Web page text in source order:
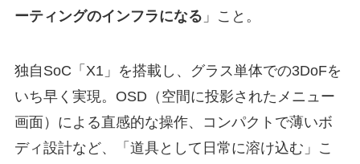
ーティングのインフラになる 」こと。
独自SoC「X1」を搭載し、グラス単体での3DoFを
いち早く実現。OSD（空間に投影されたメニュー
画面）による直感的な操作、コンパクトで薄いボ
ディ設計など、「道具として日常に溶け込む」こ